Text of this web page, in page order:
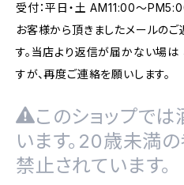
受付：平日・土 AM11:00～
お客様から頂きましたメールの
す。当店より返信が届かない場
すが、再度ご連絡を願いします。
このショップで
います。20歳未満
禁止されています。